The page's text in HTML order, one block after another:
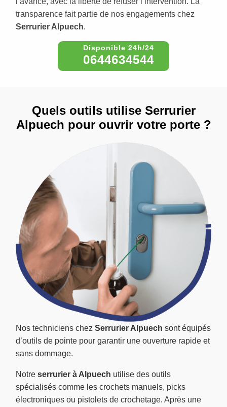
transparence fait partie de nos engagements chez
Serrurier Alpuech.
0644634544
Nos techniciens chez Serrurier Alpuech sont équipés
d’outils de pointe pour garantir une ouverture rapide et
sans dommage.
Notre serrurier à Alpuech utilise des outils
spécialisés comme les crochets manuels, picks
électroniques ou pistolets de crochetage. Après une
Quels outils utilise Serrurier
Alpuech pour ouvrir votre porte ?